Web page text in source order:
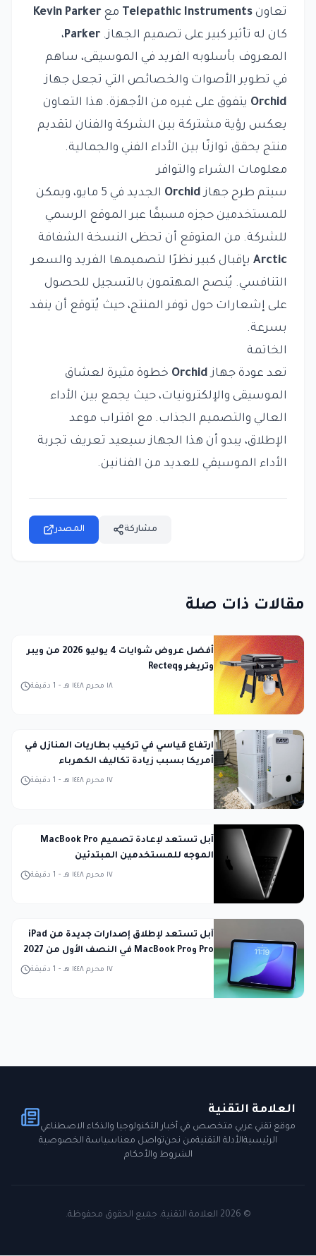
تعاون Telepathic Instruments معKevin Parker
كان له تأثير كبير على تصميم الجهاز.Parker،
المعروف بأسلوبه الفريد في الموسيقى، ساهم
في تطوير الأصوات والخصائص التي تجعل جهاز
Orchid يتفوق على غيره من الأجهزة. هذا التعاون
يعكس رؤية مشتركة بين الشركة والفنان لتقديم
منتج يحقق توازنًا بين الأداء الفني والجمالية.
معلومات الشراء والتوافر
سيتم طرح جهازOrchid
الجديد في 5 مايو، ويمكن
للمستخدمين حجزه مسبقًا عبر الموقع الرسمي
للشركة. من المتوقع أن تحظى النسخة الشفافة
Arctic بإقبال كبير نظرًا لتصميمها الفريد والسعر
التنافسي. يُنصح المهتمون بالتسجيل للحصول
على إشعارات حول توفر المنتج، حيث يُتوقع أن ينفد
بسرعة.
الخاتمة
تعد عودة جهازOrchid خطوة مثيرة لعشاق
الموسيقى والإلكترونيات، حيث يجمع بين الأداء
العالي والتصميم الجذاب. مع اقتراب موعد
الإطلاق، يبدو أن هذا الجهاز سيعيد تعريف تجربة
الأداء الموسيقي للعديد من الفنانين.
المصدر مشاركة
مقالات ذات صلة
أفضل عروض شوايات 4 يوليو 2026 من ويبر
وتريغر وRecteq
1 دقيقة - ١٨ محرم ١٤٤٨ هـ
ارتفاع قياسي في تركيب بطاريات المنازل في
أمريكا بسبب زيادة تكاليف الكهرباء
1 دقيقة - ١٧ محرم ١٤٤٨ هـ
آبل تستعد لإعادة تصميم MacBook Pro
الموجه للمستخدمين المبتدئين
1 دقيقة - ١٧ محرم ١٤٤٨ هـ
آبل تستعد لإطلاق إصدارات جديدة من iPad
Pro وMacBook Pro في النصف الأول من 2027
1 دقيقة - ١٧ محرم ١٤٤٨ هـ
العلامة التقنية
موقع تقني عربي متخصص في أخبار التكنولوجيا والذكاء الاصطناعي
الرئيسيةالأدلة التقنيةمن نحنتواصل معناسياسة الخصوصية
الشروط والأحكام
©
2026 العلامة التقنية. جميع الحقوق محفوظة.